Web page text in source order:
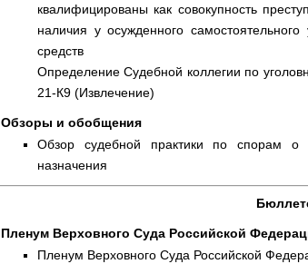
квалифицированы как совокупность
наличия у осужденного
средств
Определение Судебной коллегии по
21-К9 (Извлечение)
Обзоры и обобщения
Обзор судебной практики по спорам о
назначения
Пленум Верховного Суда Российской
Пленум Верховного Суда Российской